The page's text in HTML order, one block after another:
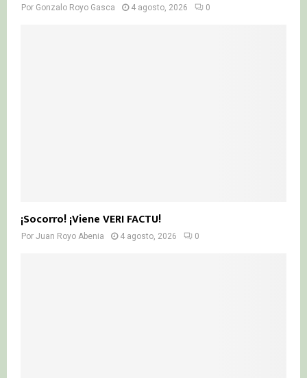
Por Gonzalo Royo Gasca 4 agosto, 2026 0
¡Socorro! ¡Viene VERI FACTU!
Por Juan Royo Abenia 4 agosto, 2026 0